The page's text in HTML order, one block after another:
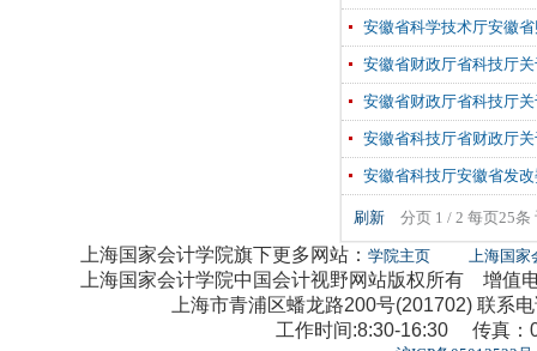
安徽省科学技术厅安徽
安徽省财政厅省科技厅
安徽省财政厅省科技厅
安徽省科技厅省财政厅
安徽省科技厅安徽省发
刷新 分页 1 / 2 每页25条
上海国家会计学院旗下更多网站： 学院主页 上海国家
上海国家会计学院中国会计视野网站版权所有 增值
上海市青浦区蟠龙路200号(201702) 联系
工作时间:8:30-16:30 传真：